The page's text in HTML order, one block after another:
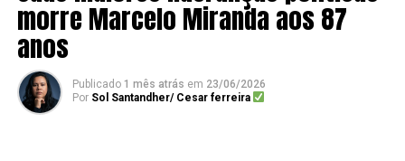
morre Marcelo Miranda aos 87
anos
Publicado 1 mês atrás em 23/06/2026
Por Sol Santandher/ Cesar ferreira